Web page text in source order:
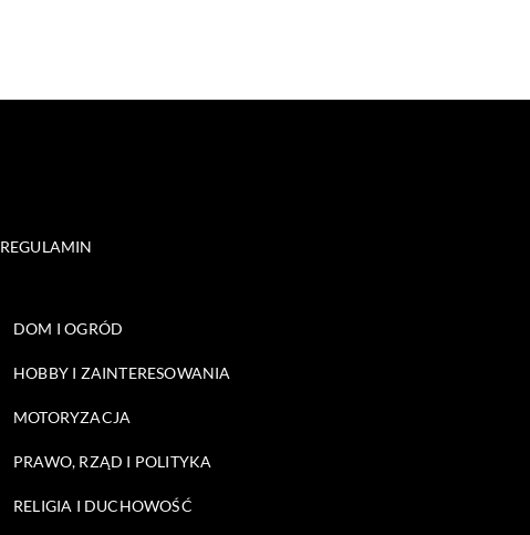
REGULAMIN
DOM I OGRÓD
HOBBY I ZAINTERESOWANIA
MOTORYZACJA
PRAWO, RZĄD I POLITYKA
RELIGIA I DUCHOWOŚĆ